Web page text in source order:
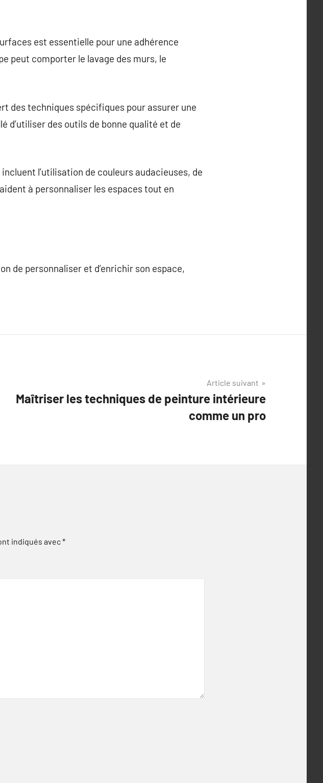
est essentielle pour une adhérence
peut comporter le lavage des murs, le
des techniques spécifiques pour assurer une
des outils de bonne qualité et de
l’utilisation de couleurs audacieuses, de
à personnaliser les espaces tout en
de personnaliser et d’enrichir son espace,
Article suivant
Maîtriser les techniques de peinture intérieure
comme un pro
indiqués avec*